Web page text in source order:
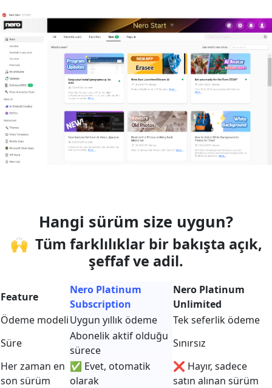
Hangi sürüm size uygun?
🙌 Tüm farklılıklar bir bakışta açık,
şeffaf ve adil.
Feature
Nero Platinum
Subscription
Nero Platinum
Unlimited
Ödeme modeliUygun yıllık ödeme
Tek seferlik ödeme
Süre
Abonelik aktif olduğu
sürece
Sınırsız
Her zaman en
son sürüm
✅ Evet, otomatik
olarak
❌ Hayır, sadece
satın alınan sürüm